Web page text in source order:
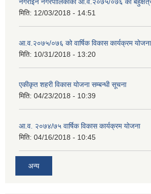
मिति: 12/03/2018 - 14:51
आ.व.२०७५/०७६ को वार्षिक विकास कार्यक्रम योजना
मिति: 10/31/2018 - 13:20
एकीकृत शहरी विकास योजना सम्बन्धी सूचना
मिति: 04/23/2018 - 10:39
आ.व. २०७४/७५ वार्षिक विकास कार्यक्रम योजना
मिति: 04/16/2018 - 10:45
अन्य